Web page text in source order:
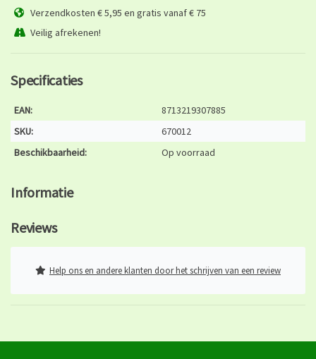
Verzendkosten € 5,95 en gratis vanaf € 75
Veilig afrekenen!
Specificaties
EAN:
8713219307885
SKU:
670012
Beschikbaarheid:
Op voorraad
Informatie
Reviews
Help ons en andere klanten door het schrijven van een review